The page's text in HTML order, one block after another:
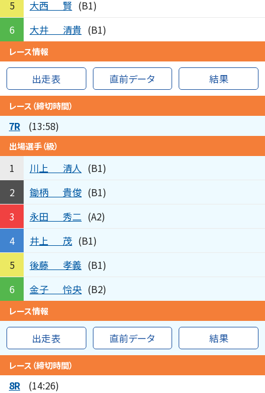
5 大西 賢 (B1)
6
大井 清貴 (B1)
レース情報
出走表 直前データ 結果
レース（締切時間）
7R (13:58)
出場選手（級）
1 川上 清人 (B1)
2
鋤柄 貴俊 (B1)
3
永田 秀二 (A2)
4
井上 茂 (B1)
5
後藤 孝義 (B1)
6
金子 怜央 (B2)
レース情報
出走表 直前データ 結果
レース（締切時間）
8R (14:26)